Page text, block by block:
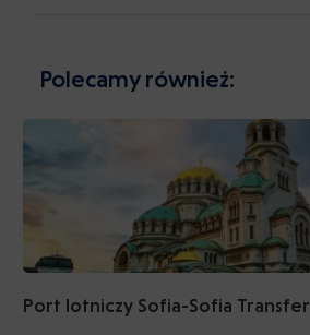
Polecamy również:
Port lotniczy Sofia-Sofia Transfer